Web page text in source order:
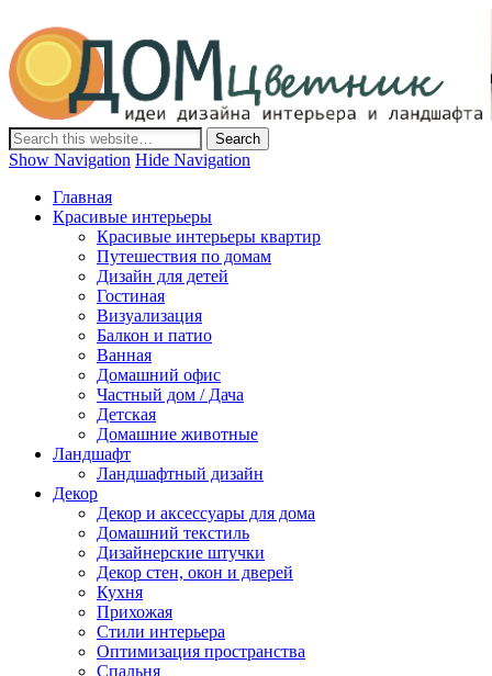
Дом-Цветник
Дизайн интерьера и ландшафта, декор и обустройство дома.
Идеи со всего мира.
Show Navigation Hide Navigation
Главная
Красивые интерьеры
Красивые интерьеры квартир
Путешествия по домам
Дизайн для детей
Гостиная
Визуализация
Балкон и патио
Ванная
Домашний офис
Частный дом / Дача
Детская
Домашние животные
Ландшафт
Ландшафтный дизайн
Декор
Декор и аксессуары для дома
Домашний текстиль
Дизайнерские штучки
Декор стен, окон и дверей
Кухня
Прихожая
Стили интерьера
Оптимизация пространства
Спальня